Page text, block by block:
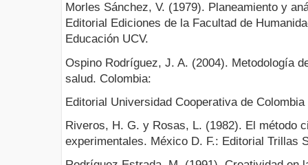
Morles Sánchez, V. (1979). Planeamiento y
Editorial Ediciones de la Facultad de
Educación UCV.
Ospino Rodríguez, J. A. (2004). Metodología
salud. Colombia:
Editorial Universidad Cooperativa de
Riveros, H. G. y Rosas, L. (1982). El método
experimentales. México D. F.: Editorial Trillas